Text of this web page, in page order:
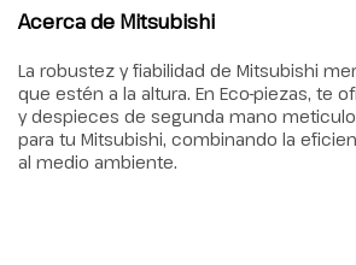
Acerca de Mitsubishi
La robustez y fiabilidad de Mitsubishi
que estén a la altura. En Eco-piezas, te
y despieces de segunda mano
para tu Mitsubishi, combinando la
al medio ambiente.